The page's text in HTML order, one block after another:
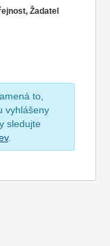
Žadatel
to,
vyhlášeny
sledujte
.